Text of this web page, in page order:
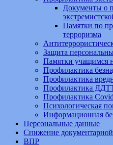
Документы о
Памятки по
терроризма
Защита
Памятки учащимся
Профилактика
Профилактика
Профилактика
Профилактика
Психологическая
Информационная
Персональные данные
Снижение документарной
ВПР